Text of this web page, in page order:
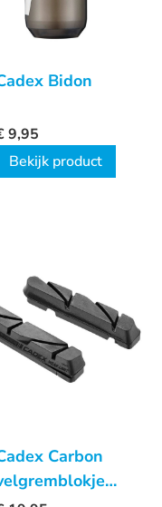
Bidon
9,95
Bekijk product
Carbon